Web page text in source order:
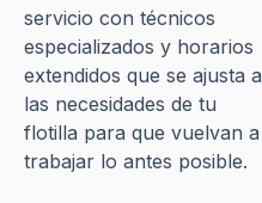
servicio con técnicos
especializados y horarios
extendidos que se ajusta a
las necesidades de tu
flotilla para que vuelvan a
trabajar lo antes posible.